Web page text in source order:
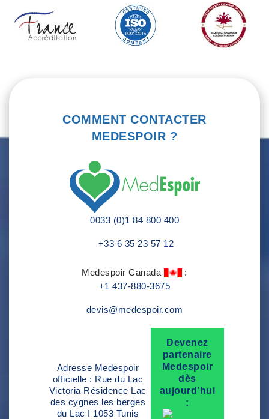
COMMENT CONTACTER
MEDESPOIR ?
0033 (0)1 84 800 400
+33 6 35 23 57 12
Medespoir Canada
:
+1 437-880-3675
devis@medespoir.com
Adresse Medespoir
officielle : Rue du Lac
Victoria Résidence Lac
des cygnes les berges
du Lac I 1053 Tunis
Devenez
partenaire
Medespoir
dès
aujourd’hui
: